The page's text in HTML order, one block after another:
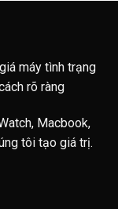
máy tình trạng
rõ ràng
Macbook,
tôi tạo giá trị.